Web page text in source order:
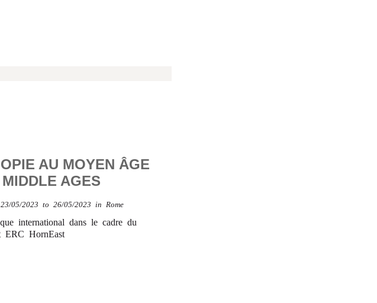
AU MOYEN ÂGE
AGES
23/05/2023 to 26/05/2023 in Rome
international dans le cadre du
ERC HornEast